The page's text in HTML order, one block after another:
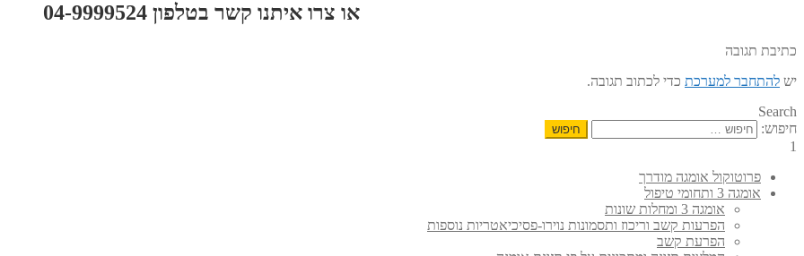
או צרו איתנו קשר בטלפון 04-9999524
כתיבת תגובה
יש להתחבר למערכת כדי לכתוב תגובה.
Search
חיפוש:
1
פרוטוקול אומגה מודרך
אומגה 3 ותחומי טיפול
אומגה 3 ומחלות שונות
הפרעות קשב וריכוז ותסמונות נוירו-פסיכיאטריות נוספות
הפרעת קשב